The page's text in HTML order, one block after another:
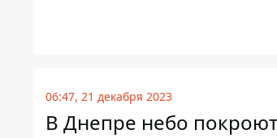
06:47, 21 декабря 2023
В Днепре небо